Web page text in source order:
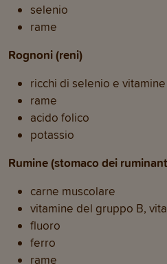
selenio
rame
Rognoni (reni)
ricchi di selenio e
rame
acido folico
potassio
Rumine (stomaco dei
carne muscolare
vitamine del gruppo B,
fluoro
ferro
rame